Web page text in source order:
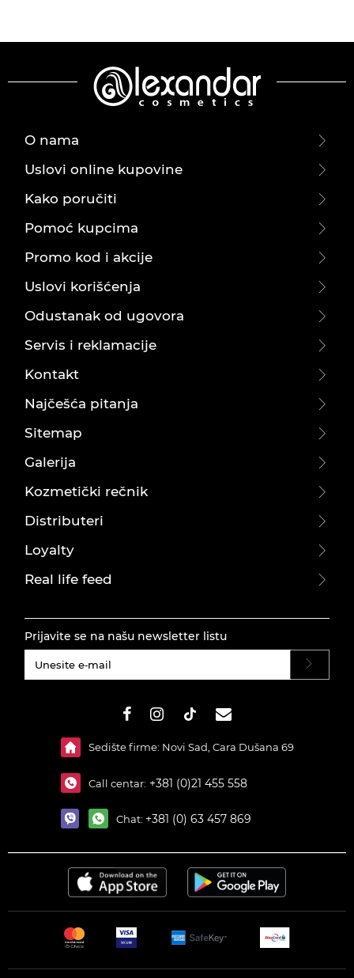
O nama
Uslovi online kupovine
Kako poručiti
Pomoć kupcima
Promo kod i akcije
Uslovi korišćenja
Odustanak od ugovora
Servis i reklamacije
Kontakt
Najčešća pitanja
Sitemap
Galerija
Kozmetički rečnik
Distributeri
Loyalty
Real life feed
Prijavite se na našu newsletter listu
Sedište firme: Novi Sad, Cara Dušana 69
Call centar: +381 (0)21 455 558
Chat: +381 (0) 63 457 869